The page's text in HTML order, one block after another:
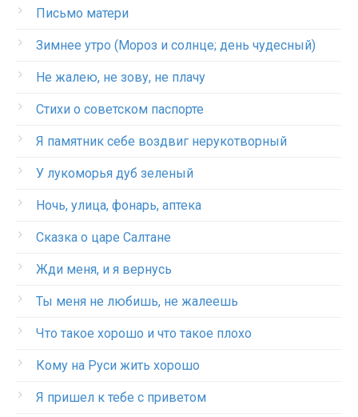
Письмо матери
Зимнее утро (Мороз и солнце; день чудесный)
Не жалею, не зову, не плачу
Стихи о советском паспорте
Я памятник себе воздвиг нерукотворный
У лукоморья дуб зеленый
Ночь, улица, фонарь, аптека
Сказка о царе Салтане
Жди меня, и я вернусь
Ты меня не любишь, не жалеешь
Что такое хорошо и что такое плохо
Кому на Руси жить хорошо
Я пришел к тебе с приветом